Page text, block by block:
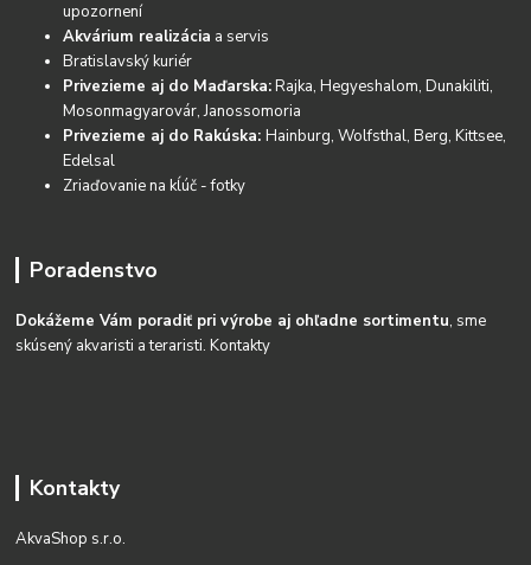
upozornení
Akvárium realizácia a servis
Bratislavský kuriér
Privezieme aj do Maďarska:Rajka, Hegyeshalom, Dunakiliti,
Mosonmagyarovár, Janossomoria
Privezieme aj do Rakúska:Hainburg, Wolfsthal, Berg, Kittsee,
Edelsal
Zriaďovanie na kĺúč - fotky
Poradenstvo
Dokážeme Vám poradiť pri výrobe aj ohľadne sortimentu, sme
skúsený akvaristi a teraristi.Kontakty
Kontakty
AkvaShop s.r.o.